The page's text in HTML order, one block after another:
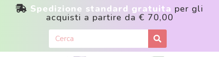
Spedizione standard gratuita per gli
acquisti a partire da € 70,00